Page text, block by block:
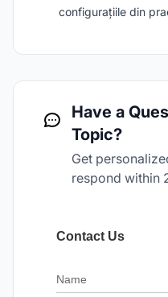
configurațiile din
Have a
Topic?
Get
respond within